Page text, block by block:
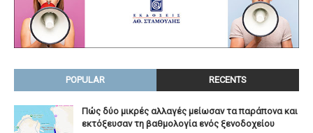
POPULAR RECENTS
Πώς δύο μικρές αλλαγές μείωσαν τα παράπονα και
εκτόξευσαν τη βαθμολογία ενός ξενοδοχείου